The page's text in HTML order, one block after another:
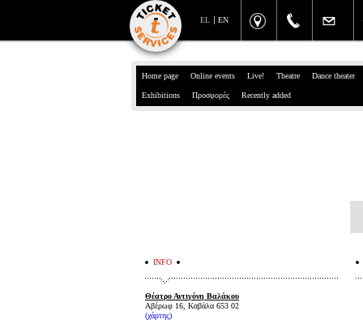
EN
EL
Home page Online events Live! Theatre Dance theater
Exhibitions Προσφορές Recently added
INFO
Θέατρο Αντιγόνη Βαλάκου
Αβέρωφ 16, Καβάλα 653 02
(χάρτης)